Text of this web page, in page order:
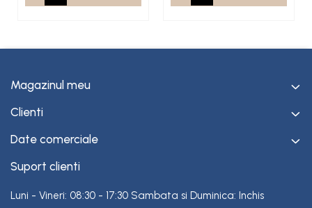
Magazinul meu
Clienti
Date comerciale
Suport clienti
Luni - Vineri: 08:30 - 17:30 Sambata si Duminica: Inchis